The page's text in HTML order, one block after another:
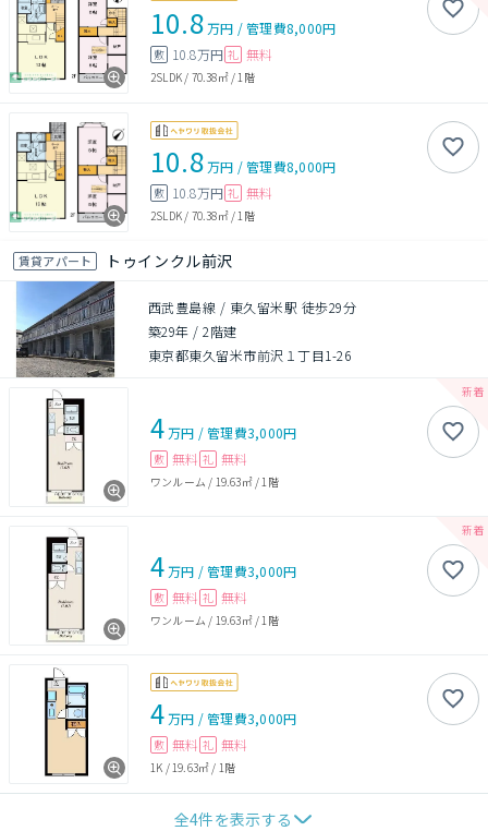
10.8万円 /管理費8,000円
敷 10.8万円 礼 無料
2SLDK / 70.38㎡/1階
10.8万円 /管理費8,000円
敷 10.8万円 礼 無料
2SLDK / 70.38㎡/1階
賃貸アパート トゥインクル前沢
西武豊島線 / 東久留米駅 徒歩29分
築29年 /2階建
東京都東久留米市前沢１丁目1-26
4万円 /管理費3,000円
敷 無料 礼 無料
ワンルーム / 19.63㎡/ 1階
4万円 /管理費3,000円
敷 無料 礼 無料
ワンルーム / 19.63㎡/ 1階
4万円 /管理費3,000円
敷 無料 礼 無料
1K /19.63㎡ / 1階
全4件を表示する